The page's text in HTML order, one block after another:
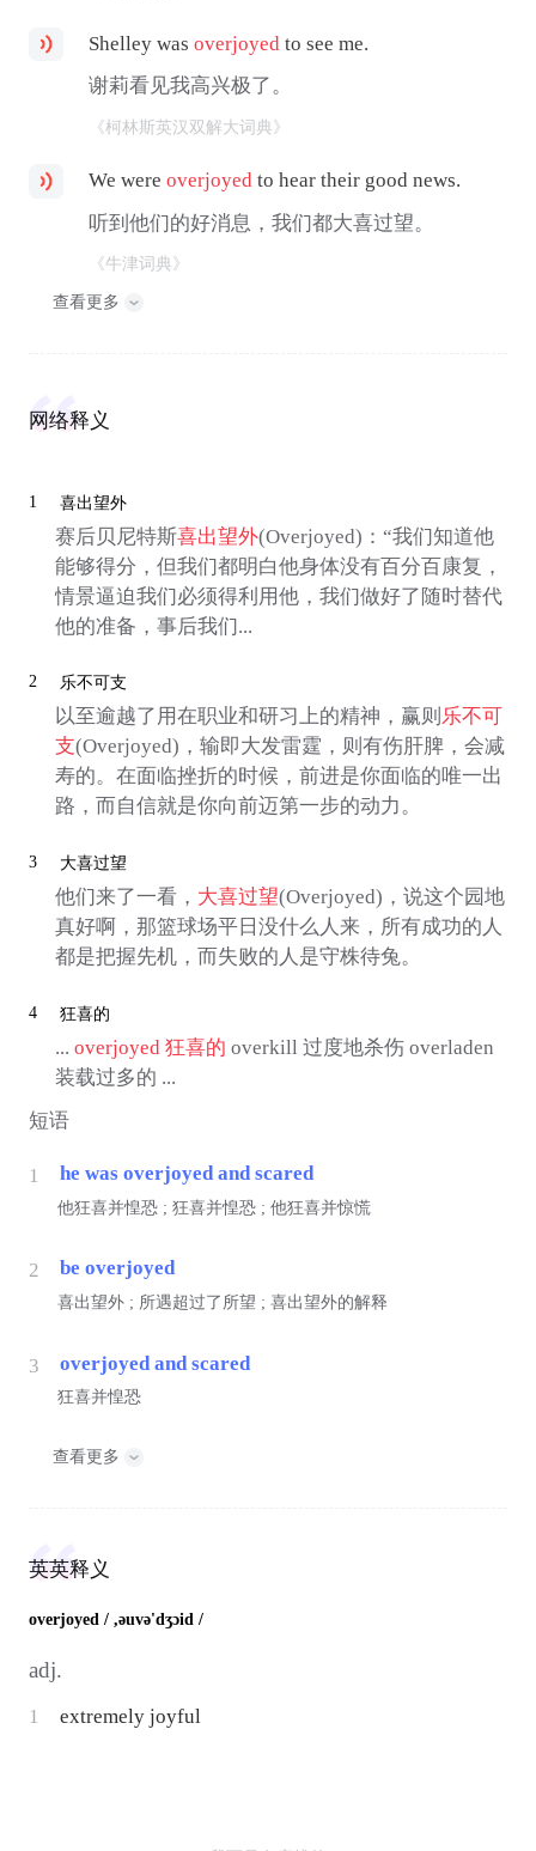
Shelley wasoverjoyed to see me.
谢莉看见我高兴极了。
《柯林斯英汉双解大词典》
We wereoverjoyed to hear their good news.
听到他们的好消息，我们都大喜过望。
《牛津词典》
查看更多
网络释义
1 喜出望外
赛后贝尼特斯喜出望外(Overjoyed)：“我们知道他
能够得分，但我们都明白他身体没有百分百康复，
情景逼迫我们必须得利用他，我们做好了随时替代
他的准备，事后我们...
2 乐不可支
以至逾越了用在职业和研习上的精神，赢则 乐不可
支(Overjoyed)，输即大发雷霆，则有伤肝脾，会减
寿的。在面临挫折的时候，前进是你面临的唯一出
路，而自信就是你向前迈第一步的动力。
3 大喜过望
他们来了一看， 大喜过望(Overjoyed)，说这个园地
真好啊，那篮球场平日没什么人来，所有成功的人
都是把握先机，而失败的人是守株待兔。
4 狂喜的
... overjoyed 狂喜的 overkill 过度地杀伤 overladen
装载过多的 ...
短语
1 he was overjoyed and scared
他狂喜并惶恐 ; 狂喜并惶恐 ; 他狂喜并惊慌
2 be overjoyed
喜出望外 ; 所遇超过了所望 ; 喜出望外的解释
3 overjoyed and scared
狂喜并惶恐
查看更多
英英释义
overjoyed / ,əuvə'dʒɔid /
adj.
1 extremely joyful